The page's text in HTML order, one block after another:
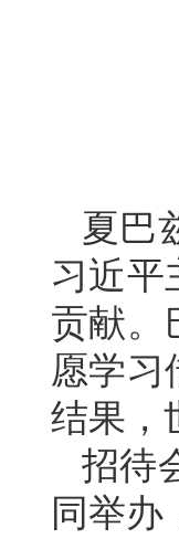
夏巴
习近平
贡献。
愿学习
结果，
招待
同举办